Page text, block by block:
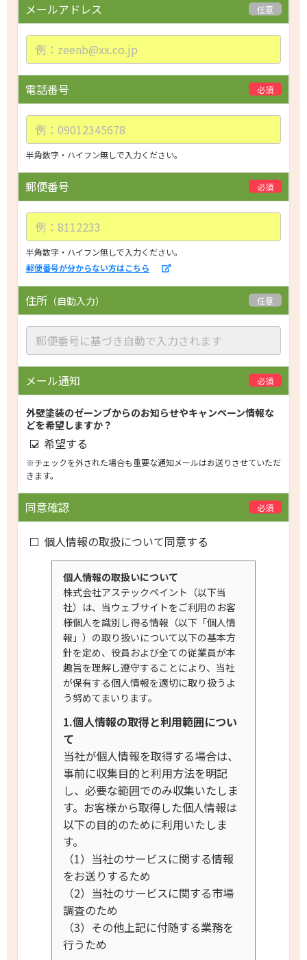
e
m
メールアドレス 任意
電話番号 必須
半角数字・ハイフン無しで入力ください。
郵便番号 必須
半角数字・ハイフン無しで入力ください。
郵便番号が分からない方はこちら
住所 （自動入力） 任意
メール通知 必須
外壁塗装のゼーンブからのお知らせやキャンペーン情報な
どを希望しますか？
希望する
※チェックを外された場合も重要な通知メールはお送りさせていただ
きます。
同意確認 必須
個人情報の取扱について同意する
個人情報の取扱いについて
株式会社アステックペイント（以下当
社）は、当ウェブサイトをご利用のお客
様個人を識別し得る情報（以下「個人情
報」）の取り扱いについて以下の基本方
針を定め、役員および全ての従業員が本
趣旨を理解し遵守することにより、当社
が保有する個人情報を適切に取り扱うよ
う努めてまいります。
1.個人情報の取得と利用範囲につい
て
当社が個人情報を取得する場合は、
事前に収集目的と利用方法を明記
し、必要な範囲でのみ収集いたしま
す。お客様から取得した個人情報は
以下の目的のために利用いたしま
す。
（1）当社のサービスに関する情報
をお送りするため
（2）当社のサービスに関する市場
調査のため
（3）その他上記に付随する業務を
行うため